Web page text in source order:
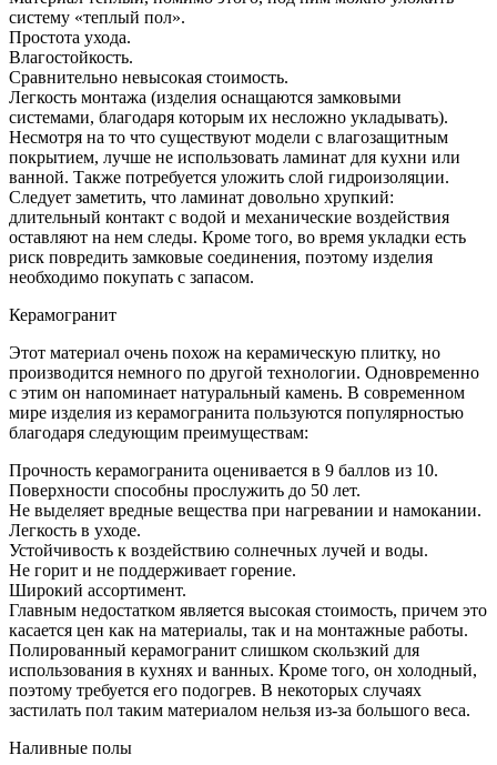
систему «теплый пол».
Простота ухода.
Влагостойкость.
Сравнительно невысокая стоимость.
Легкость монтажа (изделия оснащаются замковыми
системами, благодаря которым их несложно укладывать).
Несмотря на то что существуют модели с влагозащитным
покрытием, лучше не использовать ламинат для кухни или
ванной. Также потребуется уложить слой гидроизоляции.
Следует заметить, что ламинат довольно хрупкий:
длительный контакт с водой и механические воздействия
оставляют на нем следы. Кроме того, во время укладки есть
риск повредить замковые соединения, поэтому изделия
необходимо покупать с запасом.
Керамогранит
Этот материал очень похож на керамическую плитку, но
производится немного по другой технологии. Одновременно
с этим он напоминает натуральный камень. В современном
мире изделия из керамогранита пользуются популярностью
благодаря следующим преимуществам:
Прочность керамогранита оценивается в 9 баллов из 10.
Поверхности способны прослужить до 50 лет.
Не выделяет вредные вещества при нагревании и намокании.
Легкость в уходе.
Устойчивость к воздействию солнечных лучей и воды.
Не горит и не поддерживает горение.
Широкий ассортимент.
Главным недостатком является высокая стоимость, причем это
касается цен как на материалы, так и на монтажные работы.
Полированный керамогранит слишком скользкий для
использования в кухнях и ванных. Кроме того, он холодный,
поэтому требуется его подогрев. В некоторых случаях
застилать пол таким материалом нельзя из-за большого веса.
Наливные полы